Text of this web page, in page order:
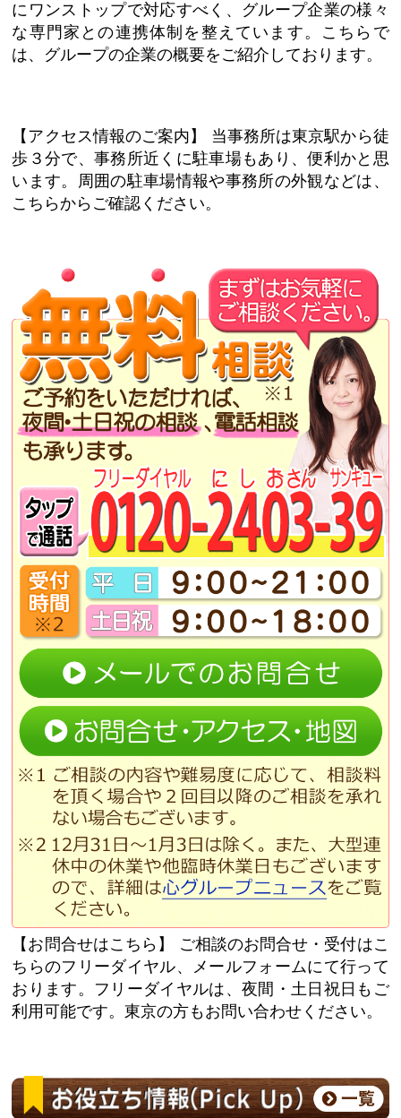
にワンストップで対応すべく、グループ企業の様々
な専門家との連携体制を整えています。こちらで
は、グループの企業の概要をご紹介しております。
【アクセス情報のご案内】
当事務所は東京駅から徒
歩３分で、事務所近くに駐車場もあり、便利かと思
います。周囲の駐車場情報や事務所の外観などは、
こちらからご確認ください。
【お問合せはこちら】
ご相談のお問合せ・受付はこ
ちらのフリーダイヤル、メールフォームにて行って
おります。フリーダイヤルは、夜間・土日祝日もご
利用可能です。東京の方もお問い合わせください。